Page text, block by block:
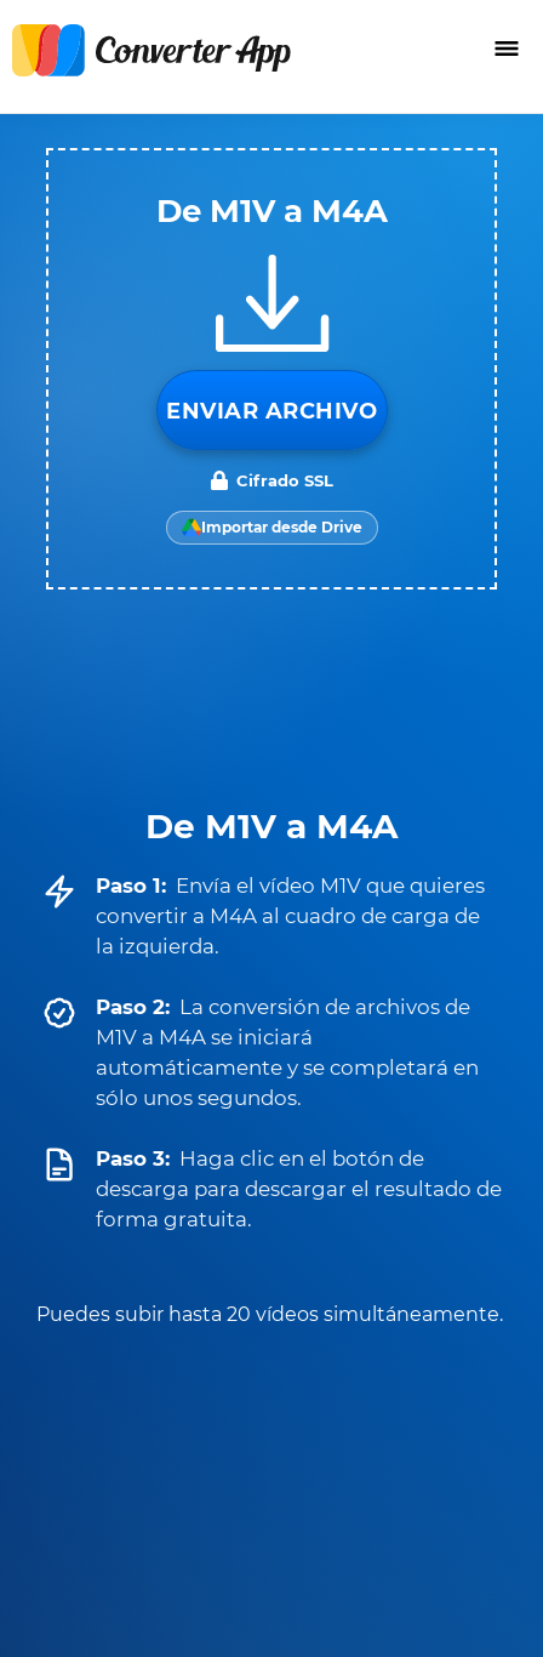
De M1V a M4A
Paso 1: Envía el vídeo M1V que quieres
convertir a M4A al cuadro de carga de
la izquierda.
Paso 2: La conversión de archivos de
M1V a M4A se iniciará
automáticamente y se completará en
sólo unos segundos.
Paso 3: Haga clic en el botón de
descarga para descargar el resultado de
forma gratuita.
Puedes subir hasta 20 vídeos simultáneamente.
De M1V a M4A
ENVIAR ARCHIVO
Cifrado SSL
Importar desde Drive